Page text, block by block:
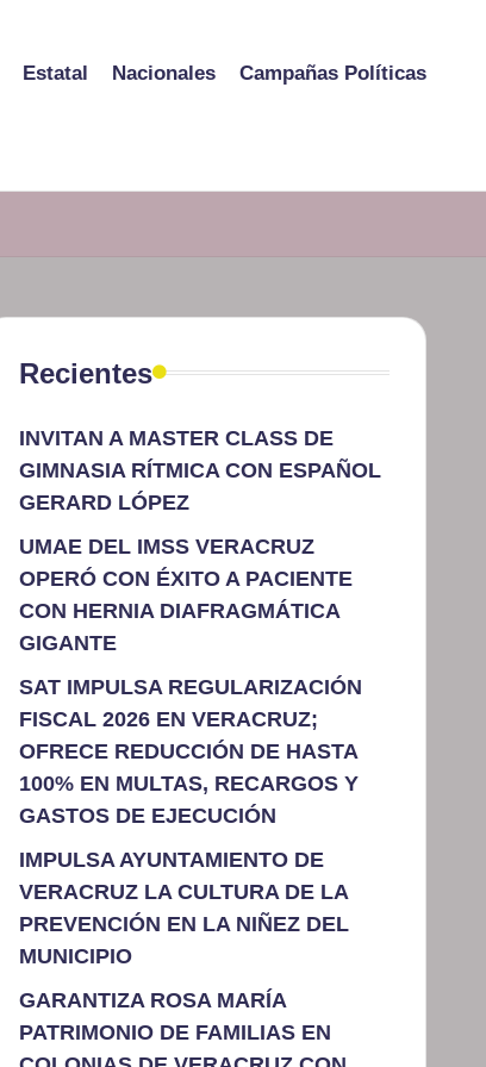
Estatal Nacionales Campañas Políticas
Recientes
INVITAN A MASTER CLASS DE
GIMNASIA RÍTMICA CON ESPAÑOL
GERARD LÓPEZ
UMAE DEL IMSS VERACRUZ
OPERÓ CON ÉXITO A PACIENTE
CON HERNIA DIAFRAGMÁTICA
GIGANTE
SAT IMPULSA REGULARIZACIÓN
FISCAL 2026 EN VERACRUZ;
OFRECE REDUCCIÓN DE HASTA
100% EN MULTAS, RECARGOS Y
GASTOS DE EJECUCIÓN
IMPULSA AYUNTAMIENTO DE
VERACRUZ LA CULTURA DE LA
PREVENCIÓN EN LA NIÑEZ DEL
MUNICIPIO
GARANTIZA ROSA MARÍA
PATRIMONIO DE FAMILIAS EN